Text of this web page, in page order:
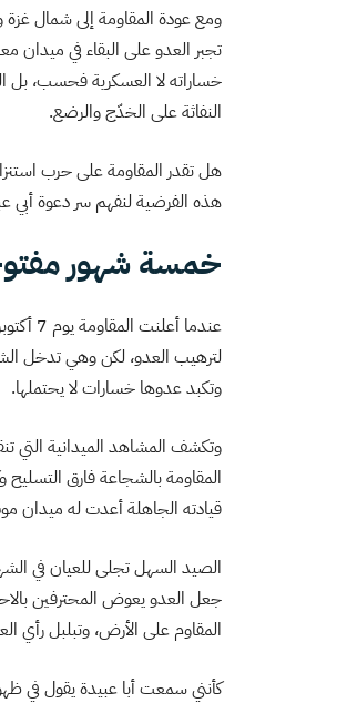
ومع عودة المقاومة إلى شمال
تجبر العدو على البقاء في
خساراته لا العسكرية فحسب، بل
النفاثة على الخدّج والرضع.
هل تقدر المقاومة على حرب
هذه الفرضية لنفهم سر دعوة أبي
خمسة شهور
عندما
لترهيب العدو، لكن وهي تدخل
وتكبد عدوها خسارات لا يحتملها.
وتكشف المشاهد الميدانية التي
المقاومة بالشجاعة فارق
قيادته الجاهلة أعدت له ميدان
جعل العدو يعوض المحترفين
المقاوم على الأرض، وتبلبل رأي